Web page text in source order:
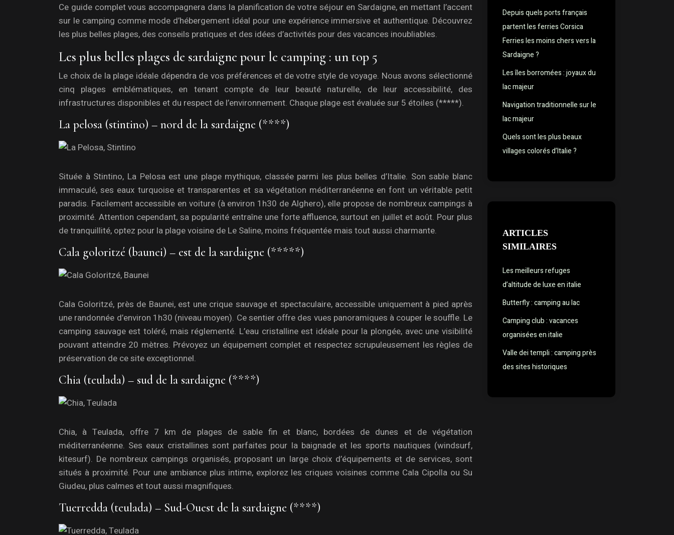
Ce guide complet vous accompagnera dans la planification de votre séjour en Sardaigne, en mettant l’accent
sur le camping comme mode d’hébergement idéal pour une expérience immersive et authentique. Découvrez
les plus belles plages, des conseils pratiques et des idées d’activités pour des vacances inoubliables.
Les plus belles plages de sardaigne pour le camping : un top 5
Le choix de la plage idéale dépendra de vos préférences et de votre style de voyage. Nous avons sélectionné
cinq plages emblématiques, en tenant compte de leur beauté naturelle, de leur accessibilité, des
infrastructures disponibles et du respect de l’environnement. Chaque plage est évaluée sur 5 étoiles (*****).
La pelosa (stintino) – nord de la sardaigne (****)
Située à Stintino, La Pelosa est une plage mythique, classée parmi les plus belles d’Italie. Son sable blanc
immaculé, ses eaux turquoise et transparentes et sa végétation méditerranéenne en font un véritable petit
paradis. Facilement accessible en voiture (à environ 1h30 de Alghero), elle propose de nombreux campings à
proximité. Attention cependant, sa popularité entraîne une forte affluence, surtout en juillet et août. Pour plus
de tranquillité, optez pour la plage voisine de Le Saline, moins fréquentée mais tout aussi charmante.
Cala goloritzé (baunei) – est de la sardaigne (*****)
Cala Goloritzé, près de Baunei, est une crique sauvage et spectaculaire, accessible uniquement à pied après
une randonnée d’environ 1h30 (niveau moyen). Ce sentier offre des vues panoramiques à couper le souffle. Le
camping sauvage est toléré, mais réglementé. L’eau cristalline est idéale pour la plongée, avec une visibilité
pouvant atteindre 20 mètres. Prévoyez un équipement complet et respectez scrupuleusement les règles de
préservation de ce site exceptionnel.
Chia (teulada) – sud de la sardaigne (****)
Chia, à Teulada, offre 7 km de plages de sable fin et blanc, bordées de dunes et de végétation
méditerranéenne. Ses eaux cristallines sont parfaites pour la baignade et les sports nautiques (windsurf,
kitesurf). De nombreux campings organisés, proposant un large choix d’équipements et de services, sont
situés à proximité. Pour une ambiance plus intime, explorez les criques voisines comme Cala Cipolla ou Su
Giudeu, plus calmes et tout aussi magnifiques.
Tuerredda (teulada) – Sud-Ouest de la sardaigne (****)
Depuis quels ports français
partent les ferries Corsica
Ferries les moins chers vers la
Sardaigne ?
Les îles borromées : joyaux du
lac majeur
Navigation traditionnelle sur le
lac majeur
Quels sont les plus beaux
villages colorés d’Italie ?
ARTICLES
SIMILAIRES
Les meilleurs refuges
d’altitude de luxe en italie
Butterfly : camping au lac
Camping club : vacances
organisées en italie
Valle dei templi : camping près
des sites historiques